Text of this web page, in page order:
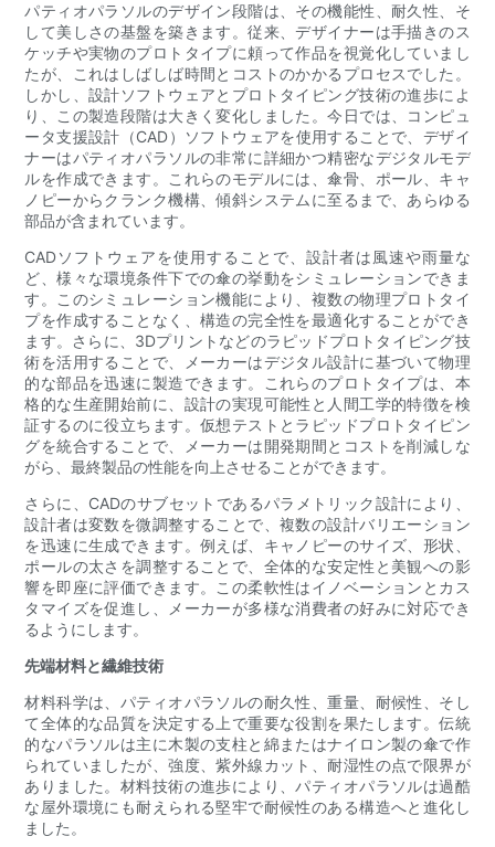
パティオパラソルのデザイン段階は、その機能性、耐久性、そ
して美しさの基盤を築きます。従来、デザイナーは手描きのス
ケッチや実物のプロトタイプに頼って作品を視覚化していまし
たが、これはしばしば時間とコストのかかるプロセスでした。
しかし、設計ソフトウェアとプロトタイピング技術の進歩によ
り、この製造段階は大きく変化しました。今日では、コンピュ
ータ支援設計（CAD）ソフトウェアを使用することで、デザイ
ナーはパティオパラソルの非常に詳細かつ精密なデジタルモデ
ルを作成できます。これらのモデルには、傘骨、ポール、キャ
ノピーからクランク機構、傾斜システムに至るまで、あらゆる
部品が含まれています。
CADソフトウェアを使用することで、設計者は風速や雨量な
ど、様々な環境条件下での傘の挙動をシミュレーションできま
す。このシミュレーション機能により、複数の物理プロトタイ
プを作成することなく、構造の完全性を最適化することができ
ます。さらに、3Dプリントなどのラピッドプロトタイピング技
術を活用することで、メーカーはデジタル設計に基づいて物理
的な部品を迅速に製造できます。これらのプロトタイプは、本
格的な生産開始前に、設計の実現可能性と人間工学的特徴を検
証するのに役立ちます。仮想テストとラピッドプロトタイピン
グを統合することで、メーカーは開発期間とコストを削減しな
がら、最終製品の性能を向上させることができます。
さらに、CADのサブセットであるパラメトリック設計により、
設計者は変数を微調整することで、複数の設計バリエーション
を迅速に生成できます。例えば、キャノピーのサイズ、形状、
ポールの太さを調整することで、全体的な安定性と美観への影
響を即座に評価できます。この柔軟性はイノベーションとカス
タマイズを促進し、メーカーが多様な消費者の好みに対応でき
るようにします。
先端材料と繊維技術
材料科学は、パティオパラソルの耐久性、重量、耐候性、そし
て全体的な品質を決定する上で重要な役割を果たします。伝統
的なパラソルは主に木製の支柱と綿またはナイロン製の傘で作
られていましたが、強度、紫外線カット、耐湿性の点で限界が
ありました。材料技術の進歩により、パティオパラソルは過酷
な屋外環境にも耐えられる堅牢で耐候性のある構造へと進化し
ました。